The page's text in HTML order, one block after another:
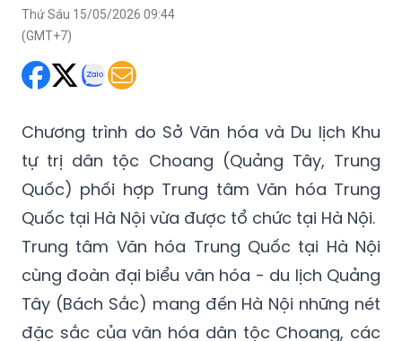
Thứ Sáu 15/05/2026 09:44
(GMT+7)
Chương trình do Sở Văn hóa và Du lịch Khu
tự trị dân tộc Choang (Quảng Tây, Trung
Quốc) phối hợp Trung tâm Văn hóa Trung
Quốc tại Hà Nội vừa được tổ chức tại Hà Nội.
Trung tâm Văn hóa Trung Quốc tại Hà Nội
cùng đoàn đại biểu văn hóa - du lịch Quảng
Tây (Bách Sắc) mang đến Hà Nội những nét
đặc sắc của văn hóa dân tộc Choang, các